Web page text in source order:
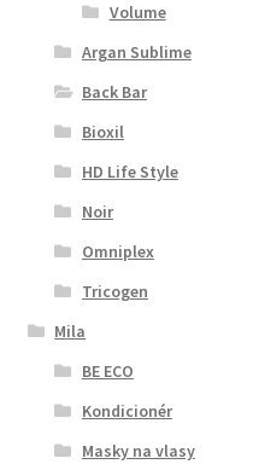
Volume
Argan Sublime
Back Bar
Bioxil
HD Life Style
Noir
Omniplex
Tricogen
Mila
BE ECO
Kondicionér
Masky na vlasy